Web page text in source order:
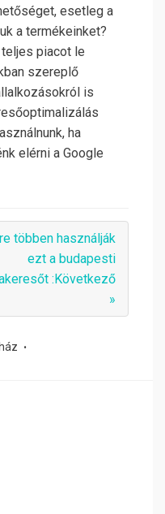
esetleg a
a termékeinket?
piacot le
szereplő
is
ha
elérni a Google
többen használják
ezt a budapesti
:Következő
»